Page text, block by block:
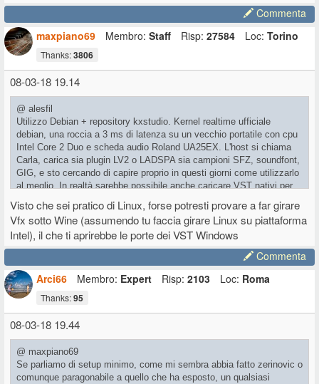
Commenta
maxpiano69
Membro: Staff Risp: 27584 Loc: Torino
Thanks:3806
08-03-18 19.14
@ alesfil
Utilizzo Debian + repository kxstudio. Kernel realtime ufficiale
debian, una roccia a 3 ms di latenza su un vecchio portatile con cpu
Intel Core 2 Duo e scheda audio Roland UA25EX. L'host si chiama
Carla, carica sia plugin LV2 o LADSPA sia campioni SFZ, soundfont,
GIG, e sto cercando di capire proprio in questi giorni come utilizzarlo
al meglio. In realtà sarebbe possibile anche caricare VST nativi per
provato).
Un synth decente dal nome impronunciabile è Zynaddsubfx, seguito
dalla suite Calf di effetti e strumenti. Come hammond uso setBfree,
meglio che niente anche se l'overdrive non si può sentire... Sto
sperimentando i campioni della "No Budget Orchestra", un nome un
programma
Tra i nonfree, Pianoteq è disponibile anche per linux.
In passato gestivo il setup con uno script bash richiamando le
applicazioni standalone o LV2+host minimale e connettendole a Jack
(il sistema audio "pro" di linux).
Per la gestione dal vivo, ho realizzato recentemente un programmino
basato su una libreria chiamata mididings per cambiare al volo la
Visto che sei pratico di Linux, forse potresti provare a far girare
Vfx sotto Wine (assumendo tu faccia girare Linux su piattaforma
Intel), il che ti aprirebbe le porte dei VST Windows
Commenta
Arci66
Membro: Expert Risp: 2103 Loc: Roma
Thanks:95
08-03-18 19.44
@ maxpiano69
Se parliamo di setup minimo, come mi sembra abbia fatto zerinovic o
comunque paragonabile a quello che ha esposto, un qualsiasi